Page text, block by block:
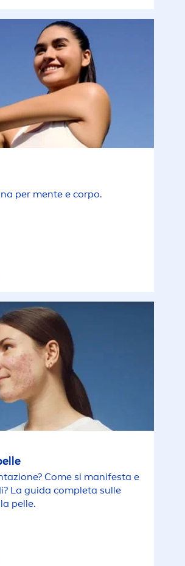
per mente e corpo.
tazione? Come si manifesta e
La guida completa sulle
pelle.